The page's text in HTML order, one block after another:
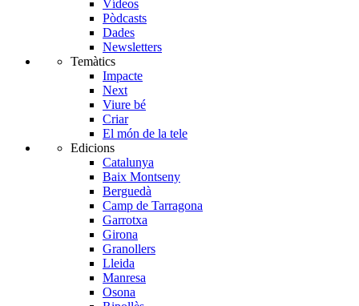
Vídeos
Pòdcasts
Dades
Newsletters
Temàtics
Impacte
Next
Viure bé
Criar
El món de la tele
Edicions
Catalunya
Baix Montseny
Berguedà
Camp de Tarragona
Garrotxa
Girona
Granollers
Lleida
Manresa
Osona